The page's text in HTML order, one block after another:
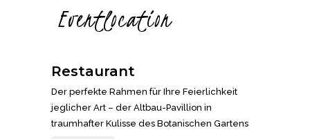
Eventlocation
Restaurant
Der perfekte Rahmen für Ihre Feierlichkeit
jeglicher Art – der Altbau-Pavillion in
traumhafter Kulisse des Botanischen Gartens